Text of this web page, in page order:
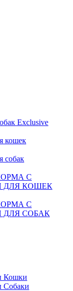
Exclusive
кошек
собак
С
ДЛЯ КОШЕК
С
СОБАК
Кошки
Собаки